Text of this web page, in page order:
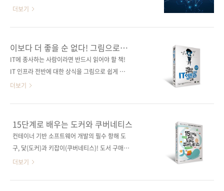
図解入門TCP/IP (ISBN 9784815604974)도
서명 그림으로 공부하는 TCP/IP 구조저자명 미
27일페이지 456쪽시리즈 (없음)판 형 4×6배
판변형(188*245*19.3mm)제 본 무선(soft
cover)정 가 30,0..
안, 네트워크 기기, 부하분산까지! 네트워크의 기
실하게 구현된 만큼 진화의 속도가 느리며, 새로
운 기술도 기반 기술의 조합이거나 파생인 경우
가 대부분입니다. 그렇기 때문에 우선 기초를 한
의 무기로서 오랜 기간 나 자신을 지탱해 줄 것입
니다. 아울러 이 책은 복잡한 네트워크 구조와 체
를 실은 것은 물론이고, 책 전체가 '올 컬러'로 구
성되어 있어 독자들의 학습과 이해에 한층 더 도
움이 될 것입니다! 자, 이제 지식의 도화선..
더보기
이보다 더 좋을 순 없다! 그림으로
이해하는 인프라 구조의 모든 것!
IT에 종사하는 사람이라면 반드시 읽어야 할 책!
IT 인프라 전반에 대한 상식을 그림으로 쉽게 이
해한다! "기본이 제일 중요하다."라는 말이 있
본적인 것이 결국 모든 지식을 지탱하는 가장 중
요한 요소라는 의미일텐데요. 학생 때는 무심코
흘려들었던 말이었지만, 나이를 먹고 나서야 저
의미가 마음과 머리에 다가오는 것 같습니다. IT
기술에 있어 '인프라'도 위와 같은 의미이지 않을
더보기
15단계로 배우는 도커와 쿠버네티스
컨테이너 기반 소프트웨어 개발의 필수 항해 도
구, 닻(도커)과 키잡이(쿠버네티스)! 도서 구매
사이트(가나다순)[교보문고] [도서11번가] [알
더보기